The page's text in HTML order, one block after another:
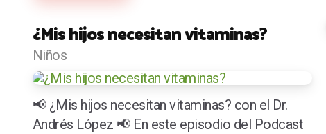
¿Mis hijos necesitan vitaminas?
Niños
📢 ¿Mis hijos necesitan vitaminas? con el Dr.
Andrés López 📢 En este episodio del Podcast